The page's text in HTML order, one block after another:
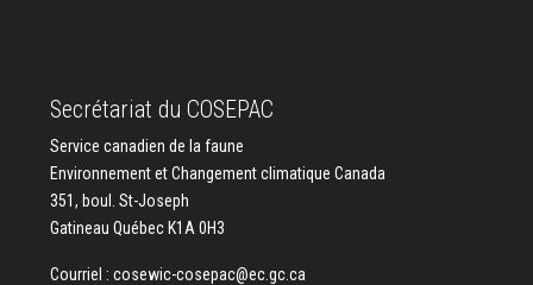
Secrétariat du COSEPAC
Service canadien de la faune
Environnement et Changement climatique Canada
351, boul. St-Joseph
Gatineau Québec K1A 0H3
Courriel : cosewic-cosepac@ec.gc.ca